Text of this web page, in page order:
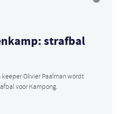
strafbal
keeper Olivier Paalman wordt
voor Kampong.